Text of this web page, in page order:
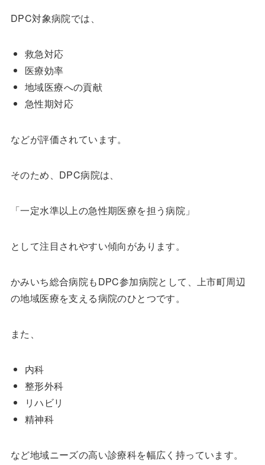
DPC対象病院では、
救急対応
医療効率
地域医療への貢献
急性期対応
などが評価されています。
そのため、DPC病院は、
「一定水準以上の急性期医療を担う病院」
として注目されやすい傾向があります。
かみいち総合病院もDPC参加病院として、上市町周辺
の地域医療を支える病院のひとつです。
また、
内科
整形外科
リハビリ
精神科
など地域ニーズの高い診療科を幅広く持っています。